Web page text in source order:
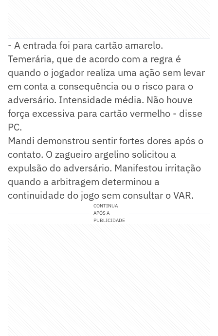
- A entrada foi para cartão amarelo.
Temerária, que de acordo com a regra é
quando o jogador realiza uma ação sem levar
em conta a consequência ou o risco para o
adversário. Intensidade média. Não houve
força excessiva para cartão vermelho - disse
PC.
Mandi demonstrou sentir fortes dores após o
contato. O zagueiro argelino solicitou a
expulsão do adversário. Manifestou irritação
quando a arbitragem determinou a
continuidade do jogo sem consultar o VAR.
CONTINUA
APÓS A
PUBLICIDADE